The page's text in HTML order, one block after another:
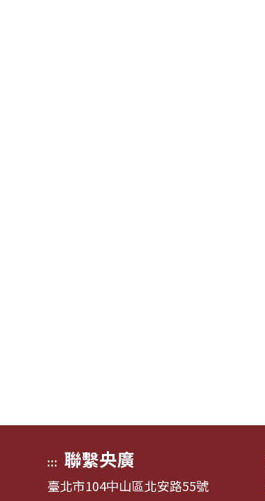
::: 聯繫央廣
臺北市104中山區北安路55號